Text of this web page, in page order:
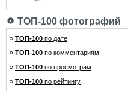
ТОП-100 фотографий
» ТОП-100 по дате
» ТОП-100 по комментариям
» ТОП-100 по просмотрам
» ТОП-100 по рейтингу